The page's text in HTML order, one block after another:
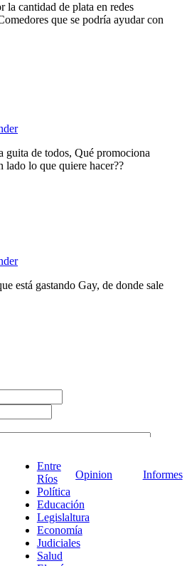
la cantidad de plata en redes
que se podría ayudar con
guita de todos, Qué promociona
lado lo que quiere hacer??
está gastando Gay, de donde sale
Entre
Ríos
Política
Educación
Legislaltura
Economía
Judiciales
Salud
Opinion Informes